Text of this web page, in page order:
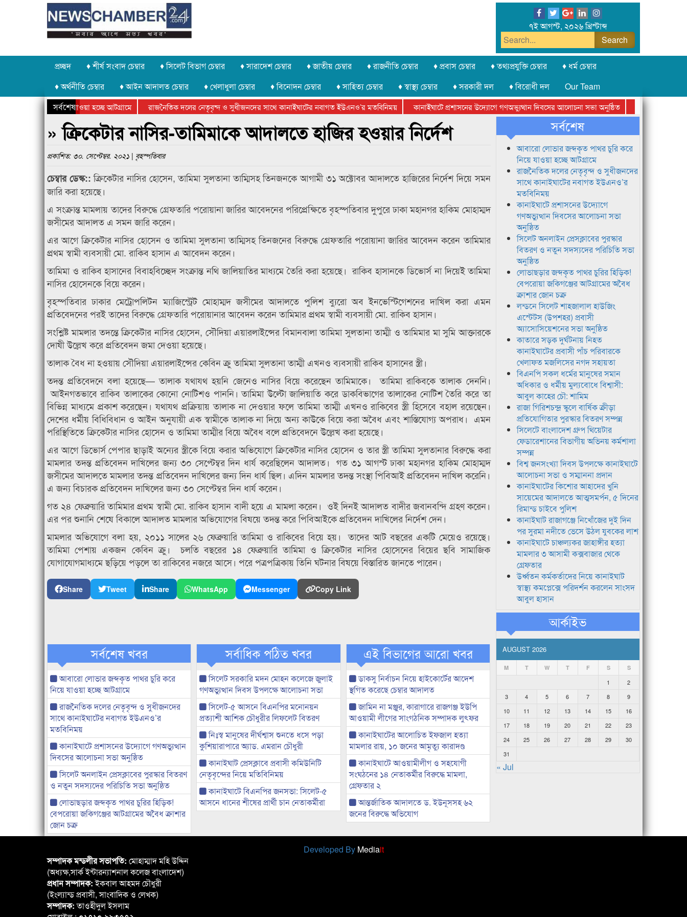
৭ই আগস্ট, ২০২৬ খ্রিস্টাব্দ
প্রচ্ছদ ♦ শীর্ষ সংবাদ চেম্বার ♦ সিলেট বিভাগ চেম্বার ♦ সারাদেশ চেম্বার ♦ জাতীয় চেম্বার ♦ রাজনীতি চেম্বার ♦ প্রবাস চেম্বার ♦ তথ্যপ্রযুক্তি চেম্বার
♦ ধর্ম চেম্বার
♦ অর্থনীতি চেম্বার
♦ আইন আদালত চেম্বার ♦ খেলাধুলা চেম্বার ♦ বিনোদন চেম্বার ♦ সাহিত্য চেম্বার ♦ স্বাস্থ্য চেম্বার ♦ সরকারী দল ♦ বিরোধী দল
Our Team
সর্বশেষ
চুরি করে নিয়ে যাওয়া হচ্ছে আটগ্রামে রাজনৈতিক দলের নেতৃবৃন্দ ও সুধীজনদের সাথে কানাইঘাটের নবাগত ইউএনও’র মতবিনিময় কানাইঘাটে প্রশাসনের উদ্যোগে গণঅভ্যুত্থান দিবসের আলোচনা সভা অনুষ্ঠিত
সিলেট অনলাইন
ক্রীড়া প্রতিযোগিতার পুরস্কার বিতরণ সম্পন্ন
সিলেটে বাংলাদেশ গ্রুপ থিয়েটার ফেডারেশানের বিভাগীয় অভিনয় কর্মশালা সম্পন্ন
» ক্রিকেটার নাসির-তামিমাকে আদালতে হাজির হওয়ার নির্দেশ
প্রকাশিত: ৩০. সেপ্টেম্বর. ২০২১ | বৃহস্পতিবার
চেম্বার ডেস্ক::ক্রিকেটার নাসির হোসেন, তামিমা সুলতানা তাম্মিসহ তিনজনকে আগামী ৩১ অক্টোবর আদালতে হাজিরের নির্দেশ দিয়ে সমন
জারি করা হয়েছে।
এ সংক্রান্ত মামলায় তাদের বিরুদ্ধে গ্রেফতারি পরোয়ানা জারির আবেদনের পরিপ্রেক্ষিতে বৃহস্পতিবার দুপুরে ঢাকা মহানগর হাকিম মোহাম্মদ
জসীমের আদালত এ সমন জারি করেন।
এর আগে ক্রিকেটার নাসির হোসেন ও তামিমা সুলতানা তাম্মিসহ তিনজনের বিরুদ্ধে গ্রেফতারি পরোয়ানা জারির আবেদন করেন তামিমার
প্রথম স্বামী ব্যবসায়ী মো. রাকিব হাসান এ আবেদন করেন।
তামিমা ও রাকিব হাসানের বিবাহবিচ্ছেদ সংক্রান্ত নথি জালিয়াতির মাধ্যমে তৈরি করা হয়েছে। রাকিব হাসানকে ডিভোর্স না দিয়েই তামিমা
নাসির হোসেনকে বিয়ে করেন।
বৃহস্পতিবার ঢাকার মেট্রোপলিটন ম্যাজিস্ট্রেট মোহাম্মদ জসীমের আদালতে পুলিশ ব্যুরো অব ইনভেস্টিগেশনের দাখিল করা এমন
প্রতিবেদনের পরই তাদের বিরুদ্ধে গ্রেফতারি পরোয়ানার আবেদন করেন তামিমার প্রথম স্বামী ব্যবসায়ী মো. রাকিব হাসান।
সংশ্লিষ্ট মামলার তদন্তে ক্রিকেটার নাসির হোসেন, সৌদিয়া এয়ারলাইন্সের বিমানবালা তামিমা সুলতানা তাম্মী ও তামিমার মা সুমি আক্তারকে
দোষী উল্লেখ করে প্রতিবেদন জমা দেওয়া হয়েছে।
তালাক বৈধ না হওয়ায় সৌদিয়া এয়ারলাইন্সের কেবিন ক্রু তামিমা সুলতানা তাম্মী এখনও ব্যবসায়ী রাকিব হাসানের স্ত্রী।
তদন্ত প্রতিবেদনে বলা হয়েছে— তালাক যথাযথ হয়নি জেনেও নাসির বিয়ে করেছেন তামিমাকে। তামিমা রাকিবকে তালাক দেননি।
আইনগতভাবে রাকিব তালাকের কোনো নোটিশও পাননি। তামিমা উল্টো জালিয়াতি করে ডাকবিভাগের তালাকের নোটিশ তৈরি করে তা
বিভিন্ন মাধ্যমে প্রকাশ করেছেন। যথাযথ প্রক্রিয়ায় তালাক না দেওয়ার ফলে তামিমা তাম্মী এখনও রাকিবের স্ত্রী হিসেবে বহাল রয়েছেন।
দেশের ধর্মীয় বিধিবিধান ও আইন অনুযায়ী এক স্বামীকে তালাক না দিয়ে অন্য কাউকে বিয়ে করা অবৈধ এবং শাস্তিযোগ্য অপরাধ। এমন
পরিস্থিতিতে ক্রিকেটার নাসির হোসেন ও তামিমা তাম্মীর বিয়ে অবৈধ বলে প্রতিবেদনে উল্লেখ করা হয়েছে।
এর আগে ডিভোর্স পেপার ছাড়াই অন্যের স্ত্রীকে বিয়ে করার অভিযোগে ক্রিকেটার নাসির হোসেন ও তার স্ত্রী তামিমা সুলতানার বিরুদ্ধে করা
মামলার তদন্ত প্রতিবেদন দাখিলের জন্য ৩০ সেপ্টেম্বর দিন ধার্য করেছিলেন আদালত। গত ৩১ আগস্ট ঢাকা মহানগর হাকিম মোহাম্মদ
জসীমের আদালতে মামলার তদন্ত প্রতিবেদন দাখিলের জন্য দিন ধার্য ছিল। এদিন মামলার তদন্ত সংস্থা পিবিআই প্রতিবেদন দাখিল করেনি।
এ জন্য বিচারক প্রতিবেদন দাখিলের জন্য ৩০ সেপ্টেম্বর দিন ধার্য করেন।
গত ২৪ ফেব্রুয়ারি তামিমার প্রথম স্বামী মো. রাকিব হাসান বাদী হয়ে এ মামলা করেন। ওই দিনই আদালত বাদীর জবানবন্দি গ্রহণ করেন।
এর পর শুনানি শেষে বিকালে আদালত মামলার অভিযোগের বিষয়ে তদন্ত করে পিবিআইকে প্রতিবেদন দাখিলের নির্দেশ দেন।
মামলার অভিযোগে বলা হয়, ২০১১ সালের ২৬ ফেব্রুয়ারি তামিমা ও রাকিবের বিয়ে হয়। তাদের আট বছরের একটি মেয়েও রয়েছে।
তামিমা পেশায় একজন কেবিন ক্রু। চলতি বছরের ১৪ ফেব্রুয়ারি তামিমা ও ক্রিকেটার নাসির হোসেনের বিয়ের ছবি সামাজিক
যোগাযোগমাধ্যমে ছড়িয়ে পড়লে তা রাকিবের নজরে আসে। পরে পত্রপত্রিকায় তিনি ঘটনার বিষয়ে বিস্তারিত জানতে পারেন।
Share Tweet Share WhatsApp Messenger Copy Link
সর্বশেষ খবর
আবারো লোভার জব্দকৃত পাথর চুরি করে
নিয়ে যাওয়া হচ্ছে আটগ্রামে
রাজনৈতিক দলের নেতৃবৃন্দ ও সুধীজনদের
সাথে কানাইঘাটের নবাগত ইউএনও’র
মতবিনিময়
কানাইঘাটে প্রশাসনের উদ্যোগে গণঅভ্যুত্থান
দিবসের আলোচনা সভা অনুষ্ঠিত
সিলেট অনলাইন প্রেসক্লাবের পুরস্কার বিতরণ
ও নতুন সদস্যদের পরিচিতি সভা অনুষ্ঠিত
লোভাছড়ার জব্দকৃত পাথর চুরির হিড়িক!
বেপরোয়া জকিগঞ্জের আটগ্রামের অবৈধ ক্রাশার
জোন চক্র
সর্বাধিক পঠিত খবর
সিলেট সরকারি মদন মোহন কলেজে জুলাই
গণঅভ্যুত্থান দিবস উপলক্ষে আলোচনা সভা
সিলেট-৫ আসনে বিএনপির মনোনয়ন
প্রত্যাশী আশিক চৌধুরীর লিফলেট বিতরণ
নিঃস্ব মানুষের দীর্ঘশ্বাস শুনতে ধসে পড়া
কুশিয়ারাপারে অ্যাড. এমরান চৌধুরী
কানাইঘাট প্রেসক্লাবে প্রবাসী কমিউনিটি
নেতৃবৃন্দের নিয়ে মতিবিনিময়
কানাইঘাটে বিএনপির জনসভা: সিলেট-৫
আসনে ধানের শীষের প্রার্থী চান নেতাকর্মীরা
এই বিভাগের আরো খবর
ডাকসু নির্বাচন নিয়ে হাইকোর্টের আদেশ
স্থগিত করেছে চেম্বার আদালত
জামিন না মঞ্জুর, কারাগারে রাজগঞ্জ ইউপি
আওয়ামী লীগের সাংগঠনিক সম্পাদক লুৎফর
কানাইঘাটের আলোচিত ইফজাল হত্যা
মামলার রায়, ১০ জনের আমৃত্যু কারাদণ্ড
কানাইঘাটে আওয়ামীলীগ ও সহযোগী
সংঘঠনের ১৪ নেতাকর্মীর বিরুদ্ধে মামলা,
গ্রেফতার ২
আন্তর্জাতিক আদালতে ড. ইউনূসসহ ৬২
জনের বিরুদ্ধে অভিযোগ
সর্বশেষ
আবারো লোভার জব্দকৃত পাথর চুরি করে
নিয়ে যাওয়া হচ্ছে আটগ্রামে
রাজনৈতিক দলের নেতৃবৃন্দ ও সুধীজনদের
সাথে কানাইঘাটের নবাগত ইউএনও’র
মতবিনিময়
কানাইঘাটে প্রশাসনের উদ্যোগে
গণঅভ্যুত্থান দিবসের আলোচনা সভা
অনুষ্ঠিত
সিলেট অনলাইন প্রেসক্লাবের পুরস্কার
বিতরণ ও নতুন সদস্যদের পরিচিতি সভা
অনুষ্ঠিত
লোভাছড়ার জব্দকৃত পাথর চুরির হিড়িক!
বেপরোয়া জকিগঞ্জের আটগ্রামের অবৈধ
ক্রাশার জোন চক্র
লন্ডনে সিলেট শাহজালাল হাউজিং
এস্টেটস (উপশহর) প্রবাসী
অ্যাসোসিয়েশনের সভা অনুষ্ঠিত
কাতারে সড়ক দুর্ঘটনায় নিহত
কানাইঘাটের প্রবাসী পাঁচ পরিবারকে
খেলাফত মজলিসের নগদ সহায়তা
বিএনপি সকল ধর্মের মানুষের সমান
অধিকার ও ধর্মীয় মুল্যবোধে বিশ্বাসী:
আবুল কাহের চৌ: শামিম
রাজা গিরিশচন্দ্র স্কুলে বার্ষিক ক্রীড়া
প্রতিযোগিতার পুরস্কার বিতরণ সম্পন্ন
সিলেটে বাংলাদেশ গ্রুপ থিয়েটার
ফেডারেশানের বিভাগীয় অভিনয় কর্মশালা
সম্পন্ন
বিশ্ব জনসংখ্যা দিবস উপলক্ষে কানাইঘাটে
আলোচনা সভা ও সম্মাননা প্রদান
কানাইঘাটের কিশোর আহাদের খুনি
সায়েমের আদালতে আত্মসমর্পন, ৫ দিনের
রিমান্ড চাইবে পুলিশ
কানাইঘাট রাজাগঞ্জে নিখোঁজের দুই দিন
পর সুরমা নদীতে ভেসে উঠল যুবকের লাশ
কানাইঘাটে চাঞ্চল্যকর জাহাঙ্গীর হত্যা
মামলার ৩ আসামী কক্সবাজার থেকে
গ্রেফতার
উর্ধ্বতন কর্মকর্তাদের নিয়ে কানাইঘাট
স্বাস্থ্য কমপ্লেক্সে পরিদর্শন করলেন সাংসদ
আবুল হাসান
আর্কাইভ
AUGUST 2026
M T W T F S S
1
2
3
4 5 6 7 8
9
10
11 12 13 14 15
16
17
18 19 20 21 22
23
24
25 26 27 28 29
30
31
« Jul
Developed By Mediait
সম্পাদক মন্ডলীর সভাপতি: মোহাম্মাদ মহি উদ্দিন
(অধ্যক্ষ,সার্ক ইন্টারন্যাশনাল কলেজ বাংলাদেশ)
প্রধান সম্পাদক:ইকবাল আহমদ চৌধুরী
(ইংল্যান্ড প্রবাসী, সাংবাদিক ও লেখক)
সম্পাদক:তাওহীদুল ইসলাম